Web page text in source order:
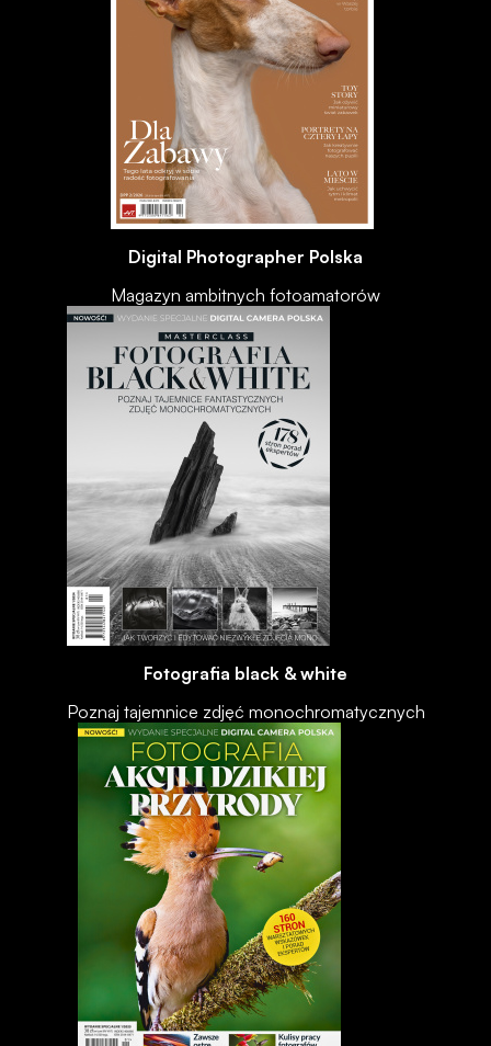
Digital Photographer Polska
Magazyn ambitnych fotoamatorów
Fotografia black & white
Poznaj tajemnice zdjęć monochromatycznych